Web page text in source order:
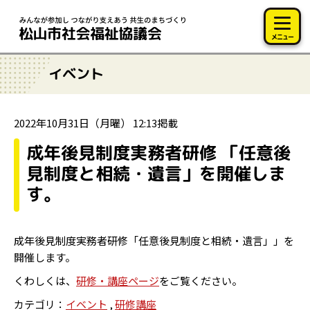
メニュー
イベント
2022年10月31日（月曜） 12:13掲載
成年後見制度実務者研修 「任意後
見制度と相続・遺言」を開催しま
す。
成年後見制度実務者研修「任意後見制度と相続・遺言」」を
開催します。
くわしくは、 研修・講座ページをご覧ください。
カテゴリ： イベント ,研修講座